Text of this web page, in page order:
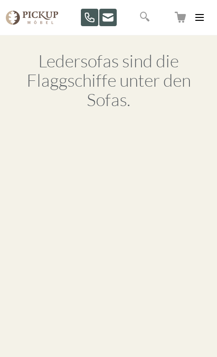
Suche
Ledersofas sind die
Flaggschiffe unter den
Sofas.